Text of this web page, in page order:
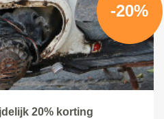
-20%
20% korting